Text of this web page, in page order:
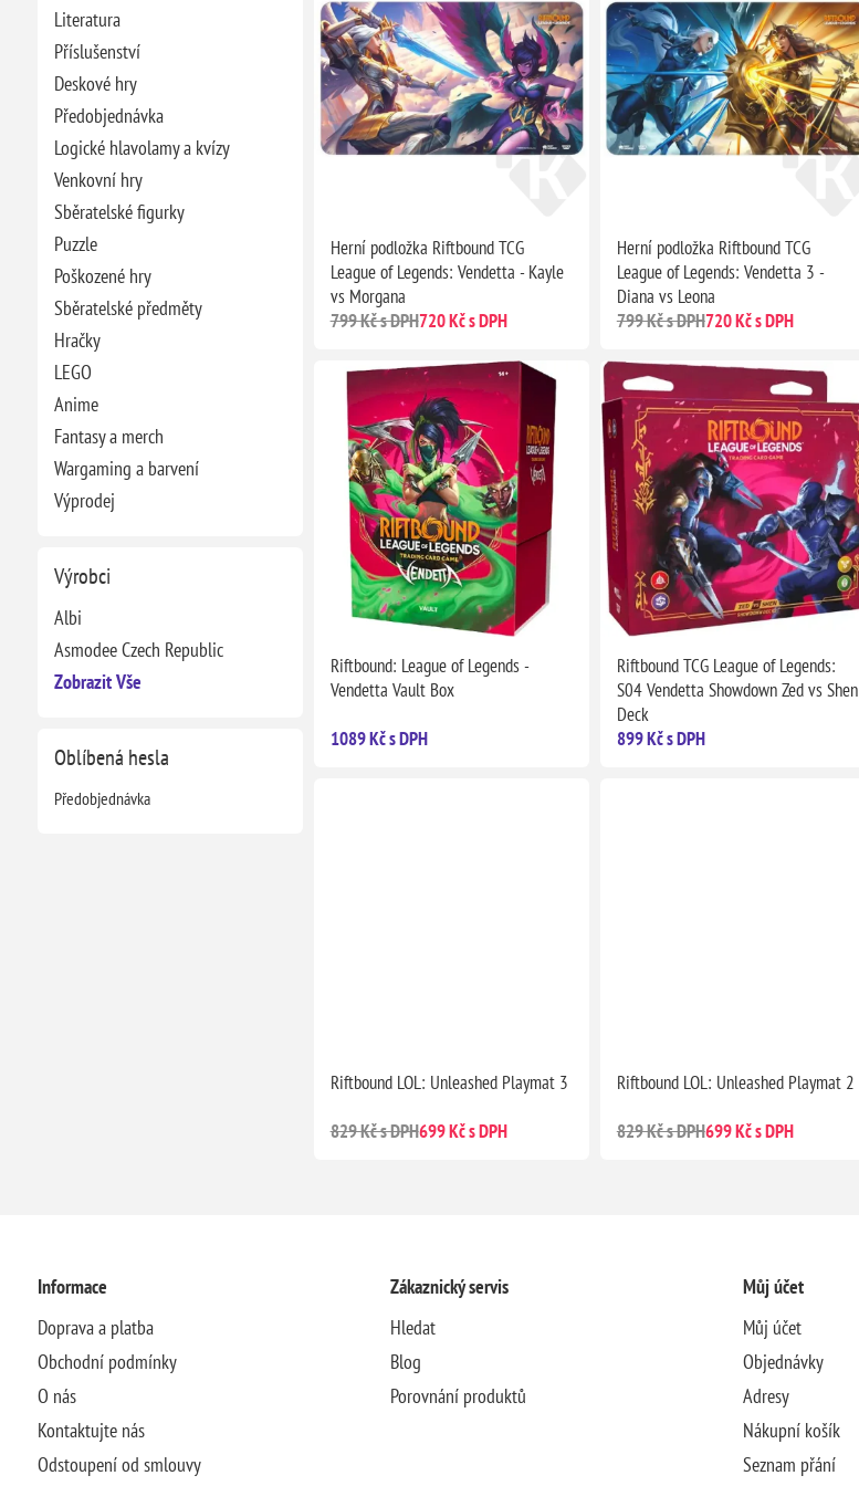
Literatura
Příslušenství
Deskové hry
Předobjednávka
Logické hlavolamy a kvízy
Venkovní hry
Sběratelské figurky
Puzzle
Poškozené hry
Sběratelské předměty
Hračky
LEGO
Anime
Fantasy a merch
Wargaming a barvení
Výprodej
Výrobci
Albi
Asmodee Czech Republic
Zobrazit Vše
Oblíbená hesla
Předobjednávka
Herní podložka Riftbound TCG
League of Legends: Vendetta - Kayle
vs Morgana
799 Kč s DPH720 Kč s DPH
Herní podložka Riftbound TCG
League of Legends: Vendetta 3 -
Diana vs Leona
799 Kč s DPH720 Kč s DPH
Riftbound: League of Legends -
Vendetta Vault Box
1089 Kč s DPH
Riftbound TCG League of Legends:
S04 Vendetta Showdown Zed vs Shen
Deck
899 Kč s DPH
Riftbound LOL: Unleashed Playmat 3
829 Kč s DPH699 Kč s DPH
Riftbound LOL: Unleashed Playmat 2
829 Kč s DPH699 Kč s DPH
Informace
Doprava a platba
Obchodní podmínky
O nás
Kontaktujte nás
Odstoupení od smlouvy
Zákaznický servis
Hledat
Blog
Porovnání produktů
Můj účet
Můj účet
Objednávky
Adresy
Nákupní košík
Seznam přání